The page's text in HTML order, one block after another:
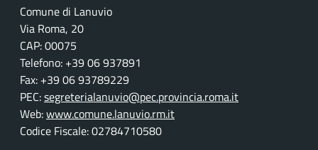
Comune di Lanuvio
Via Roma, 20
CAP: 00075
Telefono: +39 06 937891
Fax: +39 06 93789229
PEC:segreterialanuvio@pec.provincia.roma.it
Web:www.comune.lanuvio.rm.it
Codice Fiscale: 02784710580